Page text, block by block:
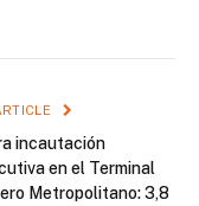
incautación
en el Terminal
Metropolitano: 3,8